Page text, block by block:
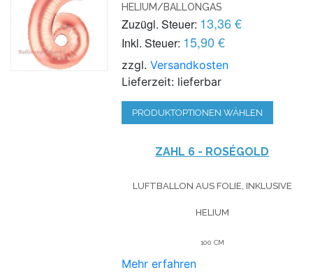
HELIUM/BALLONGAS
Zuzügl. Steuer: 13,36 €
Inkl. Steuer: 15,90 €
zzgl.Versandkosten
Lieferzeit: lieferbar
PRODUKTOPTIONEN WÄHLEN
ZAHL 6 - ROSÉGOLD
LUFTBALLON AUS FOLIE, INKLUSIVE
HELIUM
100 CM
Mehr erfahren